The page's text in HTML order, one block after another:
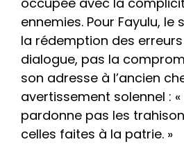
ennemies. Pour Fayulu, le
la rédemption des
dialogue, pas la
son adresse à l’ancien
avertissement solennel : «
pardonne pas les
celles faites à la patrie. »